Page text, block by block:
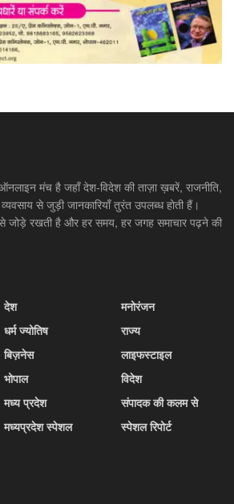
मंच है जहाँ देश-विदेश की ताज़ा ख़बरें, राजनीति,
से जुड़ी जानकारियाँ तुरंत उपलब्ध होती हैं।
जोड़े रखती है और हर समय, हर जगह समाचार पढ़ने की
देश
धर्म ज्योतिष
बिज़नेस
भोपाल
मध्य प्रदेश
मध्यप्रदेश स्पेशल
मनोरंजन
राज्य
लाइफस्टाइल
विदेश
संपादक की कलम से
स्पेशल रिपोर्ट